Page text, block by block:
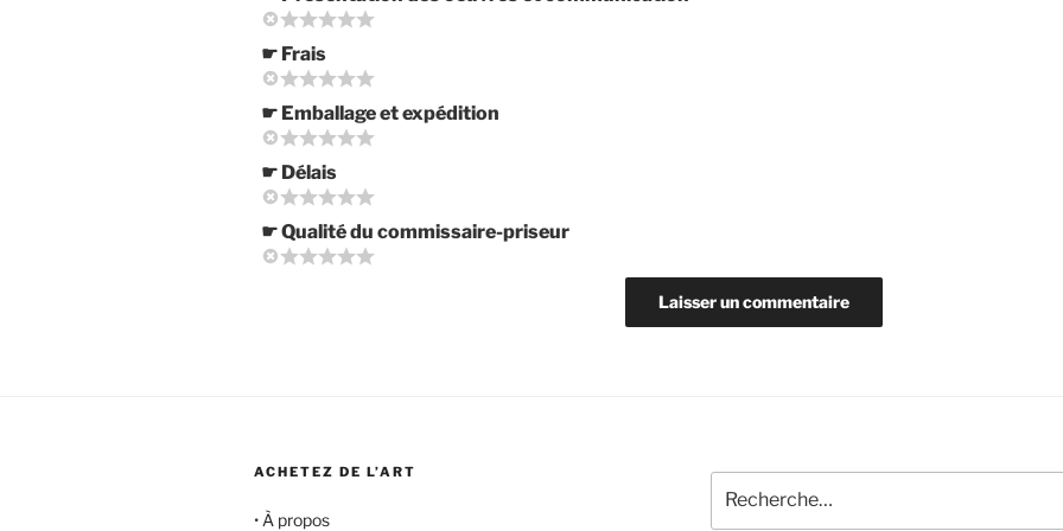
☛ Frais
☛ Emballage et expédition
☛ Délais
☛ Qualité du commissaire-priseur
ACHETEZ DE L’ART
• À propos
pour